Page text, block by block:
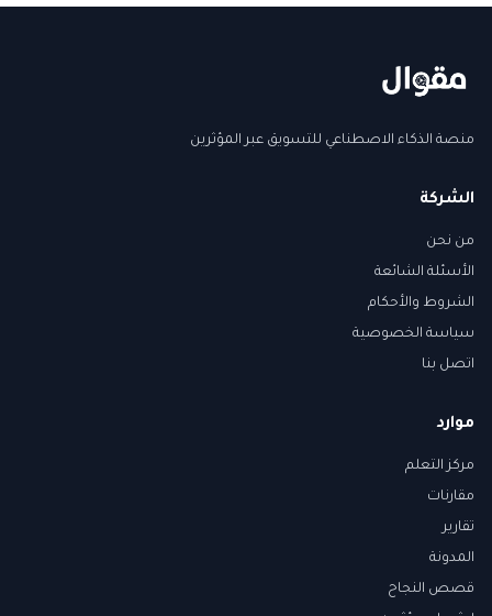
منصة الذكاء الاصطناعي للتسويق عبر المؤثرين
الشركة
من نحن
الأسئلة الشائعة
الشروط والأحكام
سياسة الخصوصية
اتصل بنا
موارد
مركز التعلم
مقارنات
تقارير
المدونة
قصص النجاح